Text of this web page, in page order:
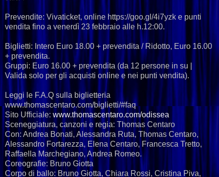
Prevendite: Vivaticket, online https://goo.gl/4i7yzk e punti
vendita fino a venerdì 23 febbraio alle h.12:00.
Biglietti: Intero Euro 18.00 + prevendita / Ridotto, Euro 16.00
+ prevendita.
Gruppi: Euro 16.00 + prevendita (da 12 persone in su |
Valida solo per gli acquisti online e nei punti vendita).
Leggi le F.A.Q sulla biglietteria
www.thomascentaro.com/biglietti/#faq
Sito Ufficiale: www.thomascentaro.com/odissea
Sceneggiatura, canzoni e regia: Thomas Centaro
Con: Andrea Bonati, Alessandra Ruta, Thomas Centaro,
Alessandro Fortarezza, Elena Centaro, Francesca Tretto,
Raffaella Marchegiano, Andrea Romeo.
Coreografie: Bruno Giotta
Corpo di ballo: Bruno Giotta, Chiara Rossi, Cristina Piva,